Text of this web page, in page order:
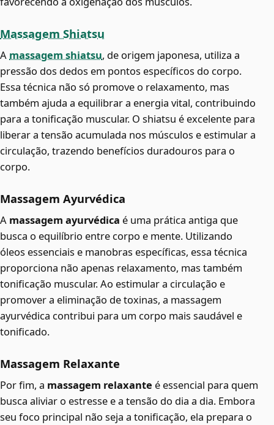
Massagem Shiatsu
A massagem shiatsu, de origem japonesa, utiliza a
pressão dos dedos em pontos específicos do corpo.
Essa técnica não só promove o relaxamento, mas
também ajuda a equilibrar a energia vital, contribuindo
para a tonificação muscular. O shiatsu é excelente para
liberar a tensão acumulada nos músculos e estimular a
circulação, trazendo benefícios duradouros para o
corpo.
Massagem Ayurvédica
A massagem ayurvédica é uma prática antiga que
busca o equilíbrio entre corpo e mente. Utilizando
óleos essenciais e manobras específicas, essa técnica
proporciona não apenas relaxamento, mas também
tonificação muscular. Ao estimular a circulação e
promover a eliminação de toxinas, a massagem
ayurvédica contribui para um corpo mais saudável e
tonificado.
Massagem Relaxante
Por fim, a massagem relaxante é essencial para quem
busca aliviar o estresse e a tensão do dia a dia. Embora
seu foco principal não seja a tonificação, ela prepara o